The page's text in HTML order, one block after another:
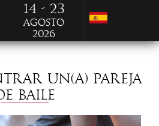
14 - 23
Agosto
2026
UN(A) PAREJA
BAILE